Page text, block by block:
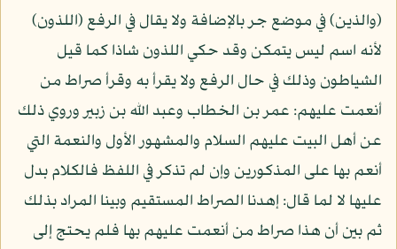
(والذين) في موضع جر بالإضافة ولا يقال في الرفع (اللذون)
لأنه اسم ليس يتمكن وقد حكي اللذون شاذا كما قيل
الشياطون وذلك في حال الرفع ولا يقرأ به وقرأ صراط من
أنعمت عليهم: عمر بن الخطاب وعبد الله بن زبير وروي ذلك
عن أهل البيت عليهم السلام والمشهور الأول والنعمة التي
أنعم بها على المذكورين وإن لم تذكر في اللفظ فالكلام بدل
عليها لا لما قال: إهدنا الصراط المستقيم وبينا المراد بذلك
ثم بين أن هذا صراط من أنعمت عليهم بها فلم يحتج إلى